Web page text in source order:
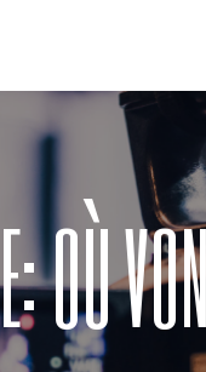
OÙ